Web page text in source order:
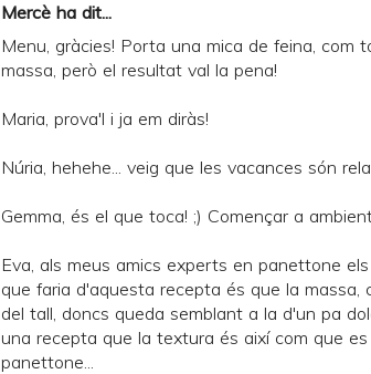
Mercè ha dit...
Menu, gràcies! Porta una mica de feina, com
massa, però el resultat val la pena!
Maria, prova'l i ja em diràs!
Núria, hehehe... veig que les vacances són
Gemma, és el que toca! ;) Començar a
Eva, als meus amics experts en panettone
que faria d'aquesta recepta és que la massa,
del tall, doncs queda semblant a la d'un pa
una recepta que la textura és així com que
panettone...